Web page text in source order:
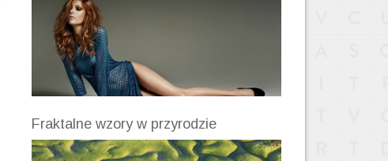
Fraktalne wzory w przyrodzie